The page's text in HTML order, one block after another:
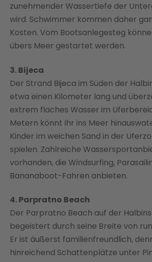
zunehmender Wassertiefe der
wird. Schwimmer kommen daher
Kosten. Vom Bootsanlegesteg
übers Meer gestartet werden.
3. Bijeca
Der Strand Bijeca im Süden der
etwa einen Kilometer lang und
extrem flaches Wasser im
Metern könnt ihr ins Meer
Kinder im weichen Sand in der
spielen. Zahlreiche
vorhanden, die Windsurfing,
Bananaboot-Fahren anbieten.
4. Parpratno Beach
Der Parpratno Beach auf der
begeistert durch seine Breite von
Er ist äußerst familienfreundlich,
hinreichend Schattenplätze unter